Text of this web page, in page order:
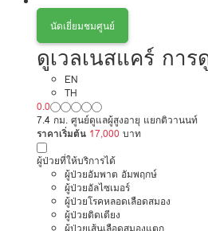
นัดเยี่ยมชมศูนย์
ดูเวลเนสแคร์ การ
ผู้มีภาวะพึ่งพิง สา
EN
TH
0.0
7.4 กม. ศูนย์ดูแลผู้สูงอายุ แยกติวานนท์
ราคาเริ่มต้น 17,000 บาท
ผู้ป่วยที่ให้บริการได้
ผู้ป่วยอัมพาต อัมพฤกษ์
ผู้ป่วยอัลไซเมอร์
ผู้ป่วยโรคหลอดเลือดสมอง
ผู้ป่วยติดเตียง